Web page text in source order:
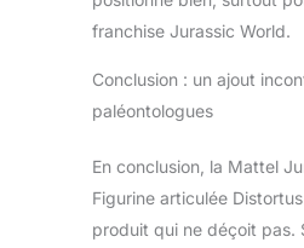
franchise Jurassic World.
Conclusion : un ajout
paléontologues
En conclusion, la Mattel
Figurine articulée
produit qui ne déçoit pas.